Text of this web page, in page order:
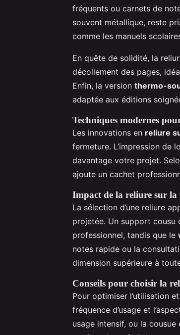
fréquents ou carnets de
souvent métallique, reste
comme les manuels
En quête de solidité, la
décollement des pages,
Enfin, la version thermo-
adaptée aux éditions
Techniques modernes
Les innovations en reliure
fermeture. L’impression de
davantage votre projet.
ajoute un cachet
Impact de la reliure sur la
La sélection d’une reliure
projetée. Un support cousu
professionnel, tandis que le
notes rapide ou la
dimension supérieure à
Conseils pour choisir la
Pour optimiser l’utilisation
fréquence d’usage et
usage intensif, ou la